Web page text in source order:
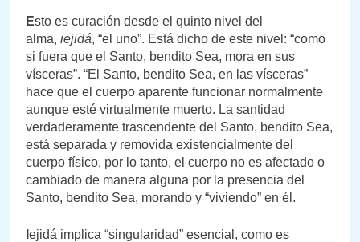
Esto es curación desde el quinto nivel del
alma, iejidá, “el uno”. Está dicho de este nivel: “como
si fuera que el Santo, bendito Sea, mora en sus
vísceras”. “El Santo, bendito Sea, en las vísceras”
hace que el cuerpo aparente funcionar normalmente
aunque esté virtualmente muerto. La santidad
verdaderamente trascendente del Santo, bendito Sea,
está separada y removida existencialmente del
cuerpo físico, por lo tanto, el cuerpo no es afectado o
cambiado de manera alguna por la presencia del
Santo, bendito Sea, morando y “viviendo” en él.
ejidá implica “singularidad” esencial, como es